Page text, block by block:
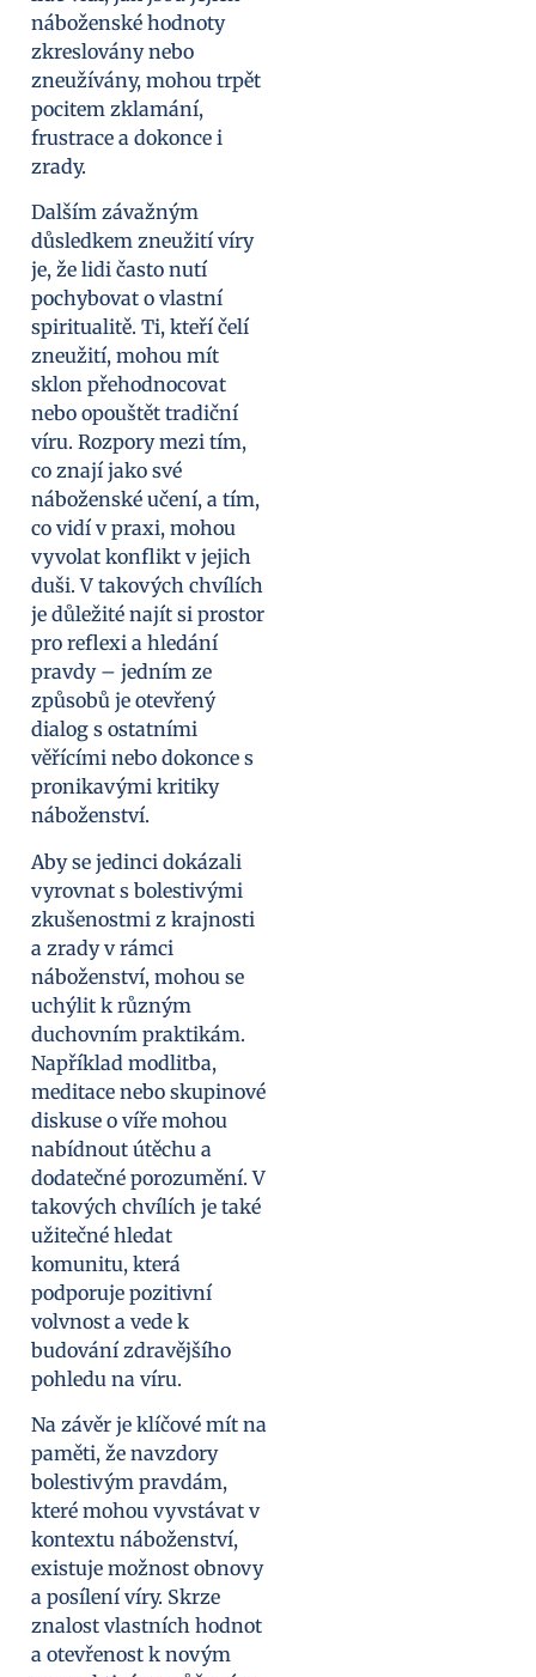
náboženské hodnoty
zkreslovány nebo
zneužívány, mohou trpět
pocitem zklamání,
frustrace a dokonce i
zrady.
Dalším závažným
důsledkem zneužití víry
je, že lidi často nutí
pochybovat o vlastní
spiritualitě. Ti, kteří čelí
zneužití, mohou mít
sklon přehodnocovat
nebo opouštět tradiční
víru. Rozpory mezi tím,
co znají jako své
náboženské učení, a tím,
co vidí v praxi, mohou
vyvolat konflikt v jejich
duši. V takových chvílích
je důležité najít si prostor
pro reflexi a hledání
pravdy – jedním ze
způsobů je otevřený
dialog s ostatními
věřícími nebo dokonce s
pronikavými kritiky
náboženství.
Aby se jedinci dokázali
vyrovnat s bolestivými
zkušenostmi z krajnosti
a zrady v rámci
náboženství, mohou se
uchýlit k různým
duchovním praktikám.
Například modlitba,
meditace nebo skupinové
diskuse o víře mohou
nabídnout útěchu a
dodatečné porozumění. V
takových chvílích je také
užitečné hledat
komunitu, která
podporuje pozitivní
volvnost a vede k
budování zdravějšího
pohledu na víru.
Na závěr je klíčové mít na
paměti, že navzdory
bolestivým pravdám,
které mohou vyvstávat v
kontextu náboženství,
existuje možnost obnovy
a posílení víry. Skrze
znalost vlastních hodnot
a otevřenost k novým